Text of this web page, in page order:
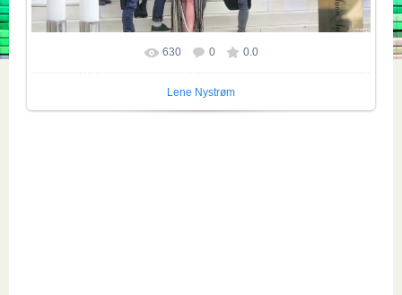
Размер фотографии: 2816x1880
630 0 0.0
Lene Nystrøm